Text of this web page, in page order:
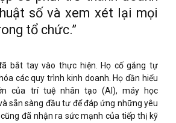
số và xem xét lại mọi
tổ chức.”
bắt tay vào thực hiện. Họ cố gắng tự
các quy trình kinh doanh. Họ dần hiểu
của trí tuệ nhân tạo (AI), máy học
sẵn sàng đầu tư để đáp ứng những yêu
đã nhận ra sức mạnh của tiếp thị kỹ